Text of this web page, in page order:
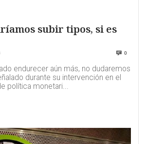
subir tipos, si es
0
endurecer aún más, no dudaremos
durante su intervención en el
política monetari...